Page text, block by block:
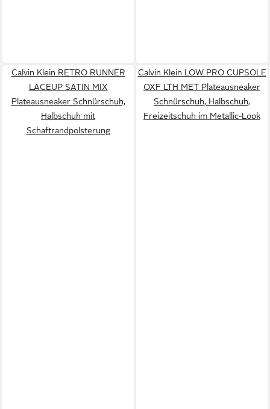
Calvin Klein RETRO RUNNER
LACEUP SATIN MIX
Plateausneaker Schnürschuh,
Halbschuh mit
Schaftrandpolsterung
Calvin Klein LOW PRO CUPSOLE
OXF LTH MET Plateausneaker
Schnürschuh, Halbschuh,
Freizeitschuh im Metallic-Look